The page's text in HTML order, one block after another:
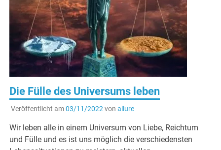
Die Fülle des Universums leben
Veröffentlicht am03/11/2022 von allure
Wir leben alle in einem Universum von Liebe, Reichtum
und Fülle und es ist uns möglich die verschiedensten